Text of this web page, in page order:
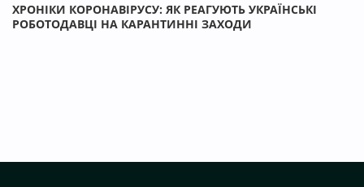
ХРОНІКИ КОРОНАВІРУСУ: ЯК РЕАГУЮТЬ УКРАЇНСЬКІ
РОБОТОДАВЦІ НА КАРАНТИННІ ЗАХОДИ